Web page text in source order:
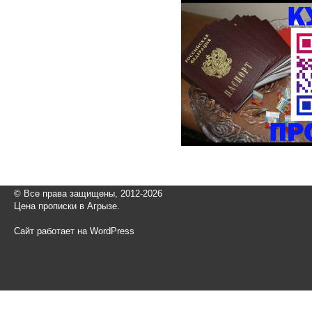
© Все права защищены, 2012-2026
Цена прописки в Агрызе.
Сайт работает на WordPress